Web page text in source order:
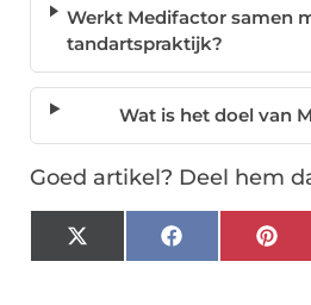
Werkt Medifactor samen
tandartspraktijk?
Wat is het doel van
Goed artikel? Deel hem
X
(Twitter)
Facebook